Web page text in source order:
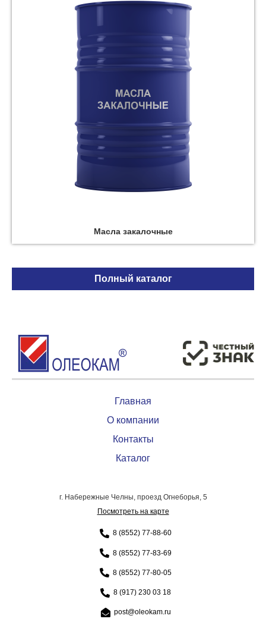
Масла закалочные
Полный каталог
Главная
О компании
Контакты
Каталог
г. Набережные Челны, проезд Огнеборья, 5
Посмотреть на карте
8 (8552) 77-88-60
8 (8552) 77-83-69
8 (8552) 77-80-05
8 (917) 230 03 18
post@oleokam.ru